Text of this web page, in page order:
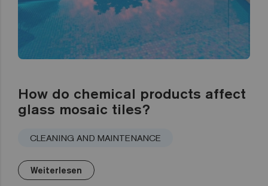
How do chemical products affect
glass mosaic tiles?
CLEANING AND MAINTENANCE
Weiterlesen